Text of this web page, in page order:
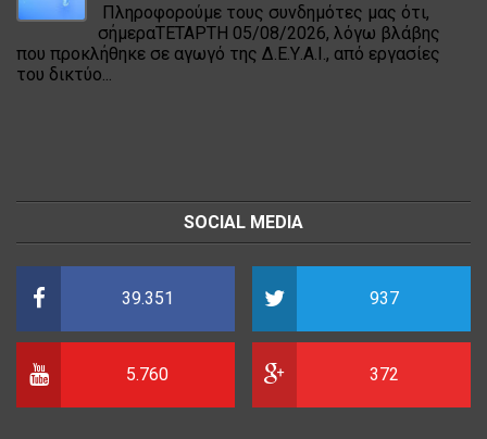
Πληροφορούμε τους συνδημότες μας ότι,
σήμεραΤΕΤΑΡΤΗ 05/08/2026, λόγω βλάβης
που προκλήθηκε σε αγωγό της Δ.Ε.Υ.Α.Ι., από εργασίες
του δικτύο...
SOCIAL MEDIA
39.351 937
5.760 372